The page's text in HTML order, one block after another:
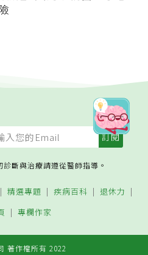
斷與治療請遵從醫師指導。
精選專題 疾病百科
退休力
專欄作家
著作權所有 2022